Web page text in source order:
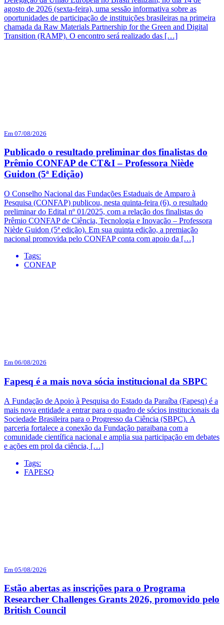
agosto de 2026 (sexta-feira), uma sessão informativa sobre as
oportunidades de participação de instituições brasileiras na primeira
chamada da Raw Materials Partnership for the Green and Digital
Transition (RAMP). O encontro será realizado das […]
Em 07/08/2026
Publicado o resultado preliminar dos finalistas do
Prêmio CONFAP de CT&I – Professora Niède
Guidon (5ª Edição)
O Conselho Nacional das Fundações Estaduais de Amparo à
Pesquisa (CONFAP) publicou, nesta quinta-feira (6), o resultado
preliminar do Edital nº 01/2025, com a relação dos finalistas do
Prêmio CONFAP de Ciência, Tecnologia e Inovação – Professora
Niède Guidon (5ª edição). Em sua quinta edição, a premiação
nacional promovida pelo CONFAP conta com apoio da […]
Tags:
CONFAP
Em 06/08/2026
Fapesq é a mais nova sócia institucional da SBPC
A Fundação de Apoio à Pesquisa do Estado da Paraíba (Fapesq) é a
mais nova entidade a entrar para o quadro de sócios institucionais da
Sociedade Brasileira para o Progresso da Ciência (SBPC). A
parceria fortalece a conexão da Fundação paraibana com a
comunidade científica nacional e amplia sua participação em debates
e ações em prol da ciência, […]
Tags:
FAPESQ
Em 05/08/2026
Estão abertas as inscrições para o Programa
Researcher Challenges Grants 2026, promovido pelo
British Council